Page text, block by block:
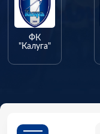
ФК
"Калуга"